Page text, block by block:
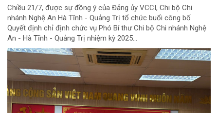
Chiều 21/7, được sự đồng ý của Đảng ủy VCCI, Chi bộ Chi
nhánh Nghệ An Hà Tĩnh - Quảng Trị tổ chức buổi công bố
Quyết định chỉ định chức vụ Phó Bí thư Chi bộ Chi nhánh Nghệ
An - Hà Tĩnh - Quảng Trị nhiệm kỳ 2025...